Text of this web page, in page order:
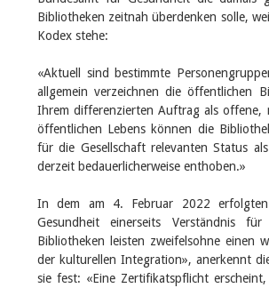
Bibliotheken zeitnah überdenken solle,
Kodex stehe:
«Aktuell sind bestimmte
allgemein verzeichnen die öffentlichen
Ihrem differenzierten Auftrag als offene,
öffentlichen Lebens können die
für die Gesellschaft relevanten Status
derzeit bedauerlicherweise enthoben.»
In dem am 4. Februar 2022
Gesundheit einerseits Verständnis
Bibliotheken leisten zweifelsohne einen
der kulturellen Integration», anerkennt
sie fest: «Eine Zertifikatspflicht